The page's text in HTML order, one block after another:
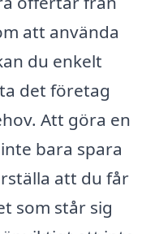
att använda
du enkelt
det företag
Att göra en
bara spara
att du får
som står sig